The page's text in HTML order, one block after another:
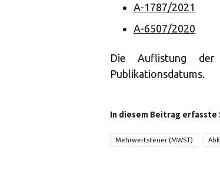
A-1787/2021
A-6507/2020
Die Auflistung der
Publikationsdatums.
In diesem Beitrag
Mehrwertsteuer (MWST)